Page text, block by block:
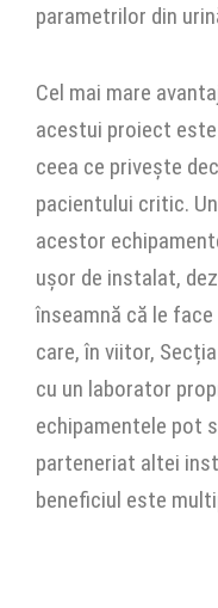
parametrilor din
Cel mai mare
acestui proiect
ceea ce privește
pacientului critic.
acestor
ușor de instalat,
înseamnă că le
care, în viitor,
cu un laborator
echipamentele pot
parteneriat altei
beneficiul este